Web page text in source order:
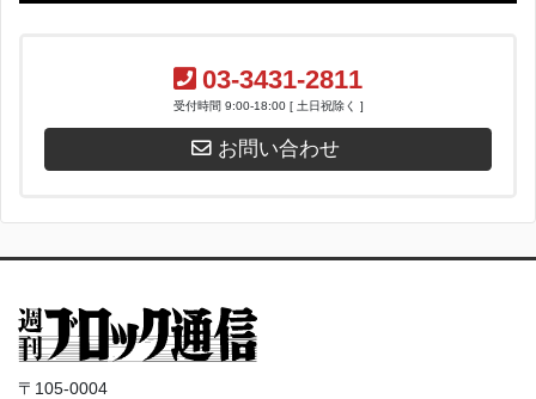
03-3431-2811
受付時間 9:00-18:00 [ 土日祝除く ]
お問い合わせ
〒105-0004